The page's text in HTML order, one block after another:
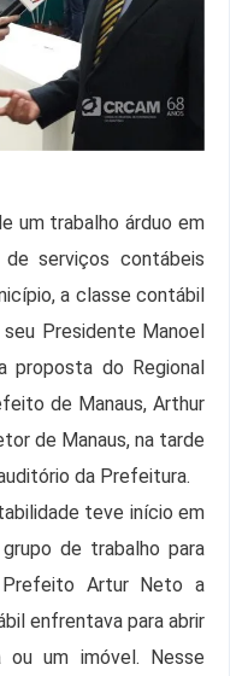
um trabalho árduo em
serviços contábeis
a classe contábil
Presidente Manoel
proposta do Regional
de Manaus, Arthur
de Manaus, na tarde
da Prefeitura.
teve início em
de trabalho para
Artur Neto a
enfrentava para abrir
ou um imóvel. Nesse